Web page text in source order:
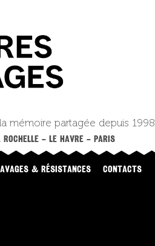
mémoire partagée depuis 1998
– LE HAVRE – PARIS
& RÉSISTANCES CONTACTS